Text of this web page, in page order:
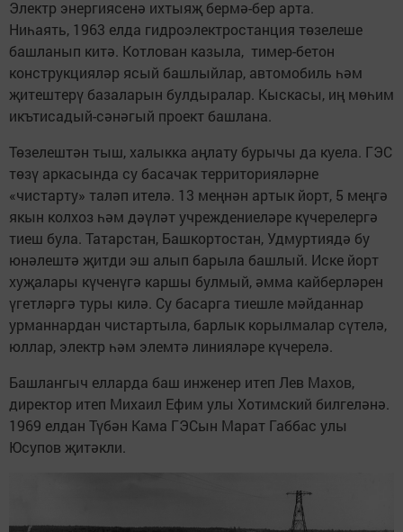
Электр энергиясенә ихтыяҗ бермә-бер арта.
Ниһаять, 1963 елда гидроэлектростанция төзелеше
башланып китә. Котлован казыла, тимер-бетон
конструкцияләр ясый башлыйлар, автомобиль һәм
җитештерү базаларын булдыралар. Кыскасы, иң мөһим
икътисадый-сәнәгый проект башлана.
Төзелештән тыш, халыкка аңлату бурычы да куела. ГЭС
төзү аркасында су басачак территорияләрне
«чистарту» таләп ителә. 13 меңнән артык йорт, 5 меңгә
якын колхоз һәм дәүләт учреждениеләре күчерелергә
тиеш була. Татарстан, Башкортостан, Удмуртиядә бу
юнәлештә җитди эш алып барыла башлый. Иске йорт
хуҗалары күченүгә каршы булмый, әмма кайберләрен
үгетләргә туры килә. Су басарга тиешле мәйданнар
урманнардан чистартыла, барлык корылмалар сүтелә,
юллар, электр һәм элемтә линияләре күчерелә.
Башлангыч елларда баш инженер итеп Лев Махов,
директор итеп Михаил Ефим улы Хотимский билгеләнә.
1969 елдан Түбән Кама ГЭСын Марат Габбас улы
Юсупов җитәкли.